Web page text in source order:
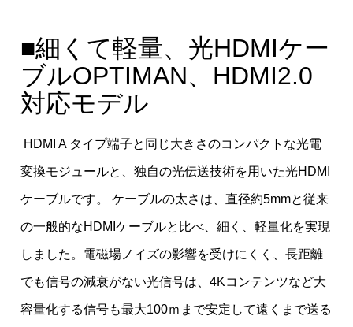
■細くて軽量、光HDMIケー
ブルOPTIMAN、HDMI2.0
対応モデル
HDMI A タイプ端子と同じ大きさのコンパクトな光電
変換モジュールと、独自の光伝送技術を用いた光HDMI
ケーブルです。 ケーブルの太さは、直径約5mmと従来
の一般的なHDMIケーブルと比べ、細く、軽量化を実現
しました。電磁場ノイズの影響を受けにくく、長距離
でも信号の減衰がない光信号は、4Kコンテンツなど大
容量化する信号も最大100ｍまで安定して遠くまで送る